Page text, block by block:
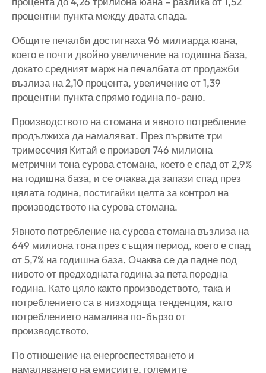
процентни пункта между двата спада.
Общите печалби достигнаха 96 милиарда юана,
което е почти двойно увеличение на годишна база,
докато средният марж на печалбата от продажби
възлиза на 2,10 процента, увеличение от 1,39
процентни пункта спрямо година по-рано.
Производството на стомана и явното потребление
продължиха да намаляват. През първите три
тримесечия Китай е произвел 746 милиона
метрични тона сурова стомана, което е спад от 2,9%
на годишна база, и се очаква да запази спад през
цялата година, постигайки целта за контрол на
производството на сурова стомана.
Явното потребление на сурова стомана възлиза на
649 милиона тона през същия период, което е спад
от 5,7% на годишна база. Очаква се да падне под
нивото от предходната година за пета поредна
година. Като цяло както производството, така и
потреблението са в низходяща тенденция, като
потреблението намалява по-бързо от
производството.
По отношение на енергоспестяването и
намаляването на емисиите, големите